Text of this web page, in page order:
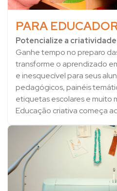
PARA
Potencialize a criatividade
Ganhe tempo no preparo
transforme o aprendizado
e inesquecível para seus
pedagógicos, painéis
etiquetas escolares e muito
Educação criativa começa